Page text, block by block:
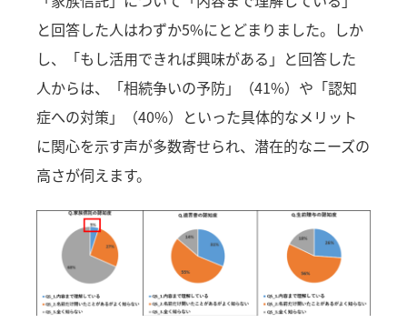
と回答した人はわずか5%にとどまりました。しか
し、「もし活用できれば興味がある」と回答した
人からは、「相続争いの予防」（41%）や「認知
症への対策」（40%）といった具体的なメリット
に関心を示す声が多数寄せられ、潜在的なニーズの
高さが伺えます。